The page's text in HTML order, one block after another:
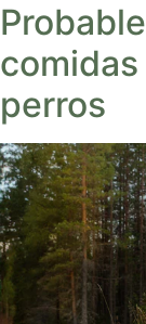
perros